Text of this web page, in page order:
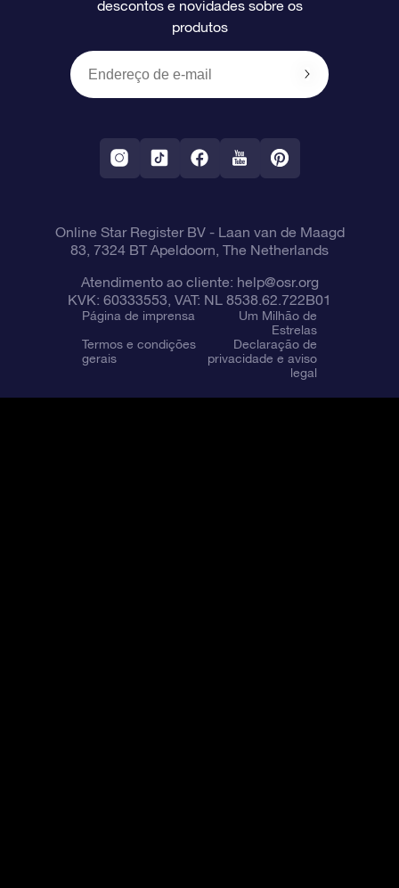
Presentes corporativos
Um Milhão de Estrelas
OSR Starsaver
Aplicativo RV Fly me to the stars
Política de devolução
Constelações
descontos e novidades sobre os
produtos
Online Star Register BV- Laan van de Maagd
83, 7324 BT Apeldoorn, The Netherlands
Atendimento ao cliente: help@osr.org
KVK: 60333553, VAT: NL 8538.62.722B01
Página de imprensa
Um Milhão de
Estrelas
Termos e condições
gerais
Declaração de
privacidade e aviso
legal